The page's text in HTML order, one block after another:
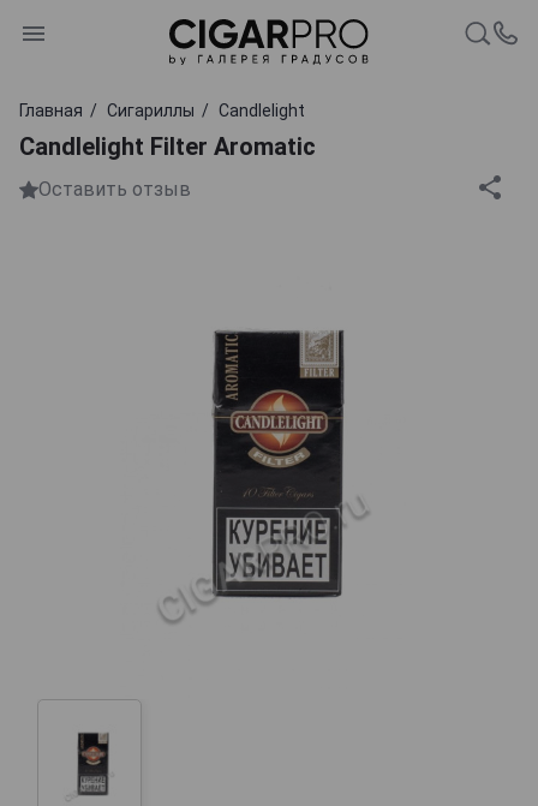
Главная Сигариллы Candlelight
Candlelight Filter Aromatic
Оставить отзыв